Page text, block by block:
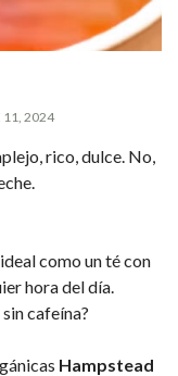
11, 2024
rico, dulce. No,
como un té con
hora del día.
cafeína?
Hampstead